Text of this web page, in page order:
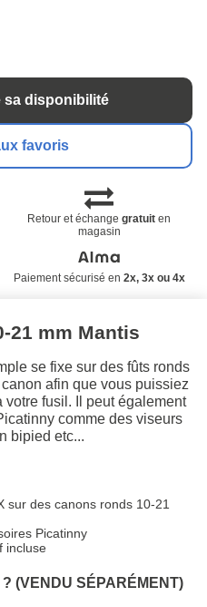
sa disponibilité
favoris
Retour et échangegratuit en
magasin
Paiement sécurisé en 2x, 3x ou 4x
21 mm Mantis
se fixe sur des fûts ronds
afin que vous puissiez
fusil. Il peut également
comme des viseurs
bipied etc...
sur des canons ronds 10-21
Picatinny
incluse
(VENDU SÉPARÉMENT)